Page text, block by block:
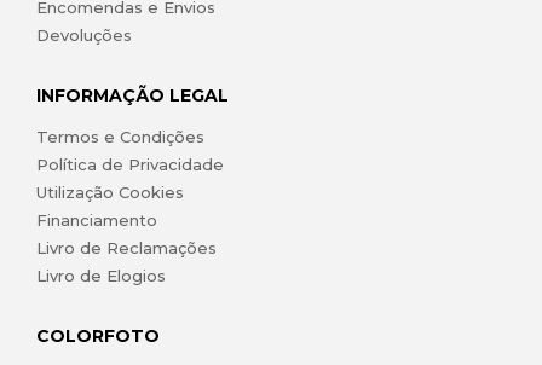
Encomendas e Envios
Devoluções
INFORMAÇÃO LEGAL
Termos e Condições
Política de Privacidade
Utilização Cookies
Financiamento
Livro de Reclamações
Livro de Elogios
COLORFOTO